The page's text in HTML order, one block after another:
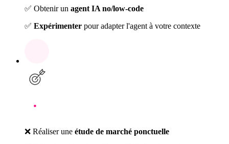
✅ Obtenir un agent IA no/low-code
✅ Expérimenter pour adapter l'agent à votre contexte
❌ Réaliser une étude de marché ponctuelle